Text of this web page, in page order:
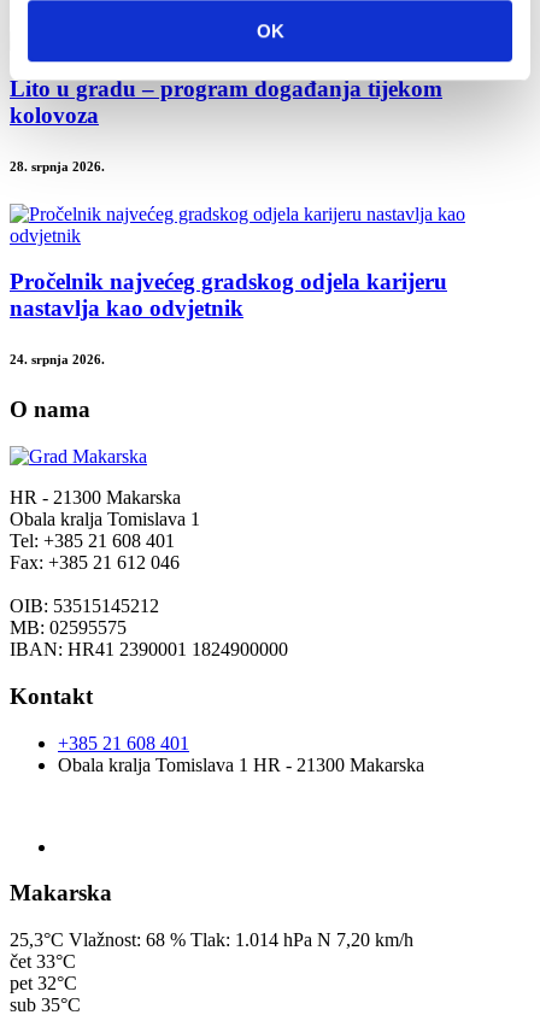
OK
Lito u gradu – program događanja tijekom
kolovoza
28. srpnja 2026.
Pročelnik najvećeg gradskog odjela karijeru
nastavlja kao odvjetnik
24. srpnja 2026.
O nama
HR - 21300 Makarska
Obala kralja Tomislava 1
Tel: +385 21 608 401
Fax: +385 21 612 046
OIB: 53515145212
MB: 02595575
IBAN: HR41 2390001 1824900000
Kontakt
+385 21 608 401
Obala kralja Tomislava 1 HR - 21300 Makarska
Makarska
25,3°C Vlažnost: 68 % Tlak: 1.014 hPa N 7,20 km/h
čet 33°C
pet 32°C
sub 35°C